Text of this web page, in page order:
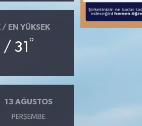
/ EN YÜKSEK
/ 31 °
13 AĞUSTOS
PERŞEMBE